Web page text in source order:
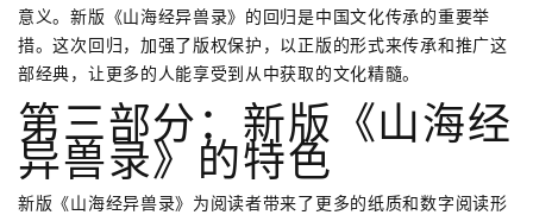
意义。新版《山海经异兽录》的回归是中国文化传承的重要举
措。这次回归，加强了版权保护，以正版的形式来传承和推广这
部经典，让更多的人能享受到从中获取的文化精髓。
第三部分：新版《山海经
异兽录》的特色
新版《山海经异兽录》为阅读者带来了更多的纸质和数字阅读形